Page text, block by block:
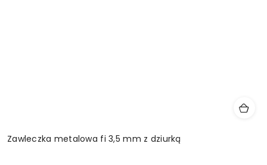
Zawleczka metalowa fi 3,5 mm z dziurką